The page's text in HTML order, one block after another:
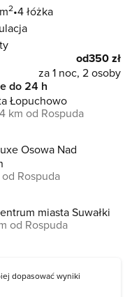
2 4 łóżka
od350 zł
za 1 noc, 2 osoby
do 24 h
Łopuchowo
km od Rospuda
Osowa Nad
od Rospuda
miasta Suwałki
od Rospuda
dopasować wyniki